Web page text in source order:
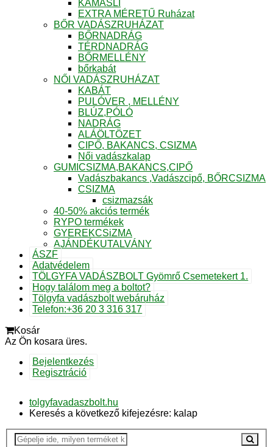
KAMÁSLI
EXTRA MÉRETŰ Ruházat
BŐR VADÁSZRUHÁZAT
BŐRNADRÁG
TÉRDNADRÁG
BŐRMELLÉNY
bőrkabát
NŐI VADÁSZRUHÁZAT
KABÁT
PULÓVER , MELLÉNY
BLÚZ,PÓLÓ
NADRÁG
ALÁÖLTÖZET
CIPŐ, BAKANCS, CSIZMA
Női vadászkalap
GUMICSIZMA,BAKANCS,CIPŐ
Vadászbakancs ,Vadászcipő, BŐRCSIZMA
CSIZMA
csizmazsák
40-50% akciós termék
RYPO termékek
GYEREKCSiZMA
AJÁNDÉKUTALVÁNY
ÁSZF
Adatvédelem
TÖLGYFA VADÁSZBOLT Gyömrő Csemetekert 1.
Hogy találom meg a boltot?
Tölgyfa vadászbolt webáruház
Telefon:+36 20 3 316 317
Kosár
Az Ön kosara üres.
Bejelentkezés
Regisztráció
tolgyfavadaszbolt.hu
Keresés a következő kifejezésre: kalap